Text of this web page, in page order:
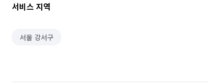
서비스 지역
서울 강서구